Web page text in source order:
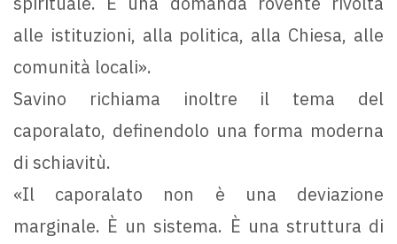
alle istituzioni, alla politica, alla Chiesa, alle
comunità locali».
Savino richiama inoltre il tema del
caporalato, definendolo una forma moderna
di schiavitù.
«Il caporalato non è una deviazione
marginale. È un sistema. È una struttura di